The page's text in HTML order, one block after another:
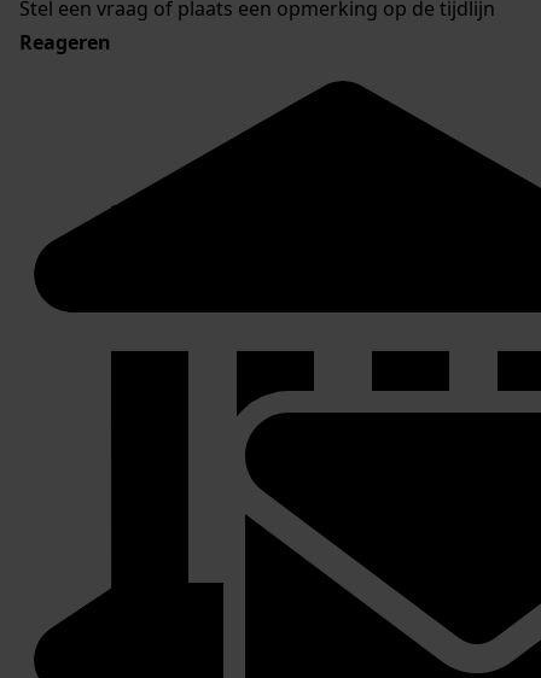
Stel een vraag of plaats een opmerking op de tijdlijn
Reageren